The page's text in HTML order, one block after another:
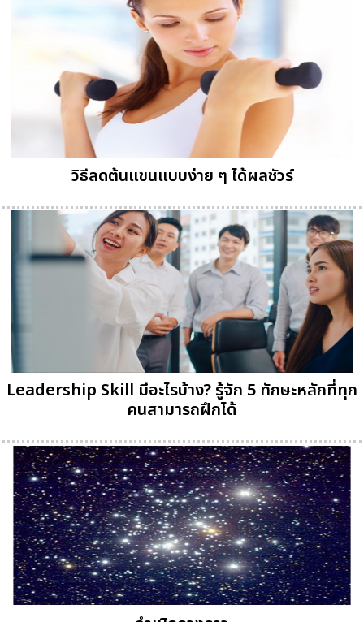
วิธีลดต้นแขนแบบง่าย ๆ ได้ผลชัวร์
Leadership Skill มีอะไรบ้าง? รู้จัก 5 ทักษะหลักที่ทุก
คนสามารถฝึกได้